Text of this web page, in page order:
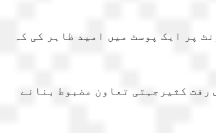
پر ایک پوسٹ میں امید ظاہر کی کہ
رفت کثیرجہتی تعاون مضبوط بنانے